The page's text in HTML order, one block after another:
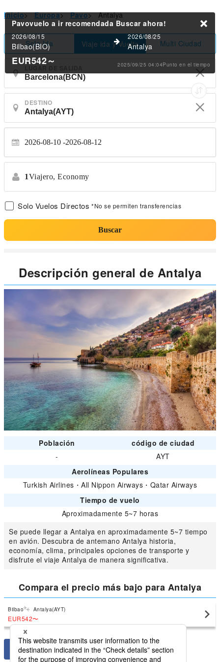
Inicio> Europa> Pavo> Antalya
Solo Ida Viaje ida y Vuelta Multi Ciudad
DESTINO
2026-08-10 2026-08-12
1Viajero, Economy
Solo Vuelos Directos *No se permiten transferencias
Buscar
Pavovuelo a ir recomendada Buscar ahora!
2026/08/15
Bilbao(BIO)
2026/08/25
Antalya
EUR542～ 2025/09/25 04:04Punto en el tiempo
Descripción general de Antalya
Población
código de ciudad
-
AYT
Aerolíneas Populares
Turkish Airlines ・All Nippon Airways ・ Qatar Airways
Tiempo de vuelo
Aproximadamente 5~7 horas
Se puede llegar a Antalya en aproximadamente 5~7 tiempo
en avión. Descubra de antemano Antalya historia,
economía, clima, principales opciones de transporte y
disfrute el viaje Antalya de manera significativa.
Compara el precio más bajo para Antalya
Bilbao Antalya(AYT)
EUR542〜